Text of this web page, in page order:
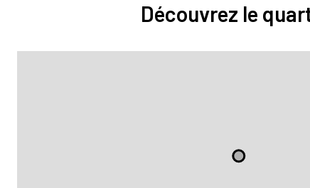
Découvrez le